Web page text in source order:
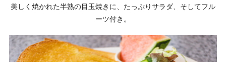
美しく焼かれた半熟の目玉焼きに、たっぷりサラダ、そしてフル
ーツ付き。